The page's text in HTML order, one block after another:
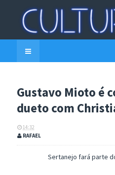
Gustavo Mioto é
dueto com
14:32
RAFAEL
Sertanejo fará parte